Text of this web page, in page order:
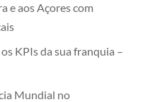
e aos Açores com
KPIs da sua franquia –
Mundial no